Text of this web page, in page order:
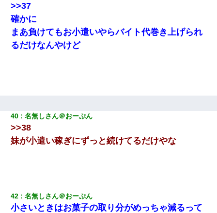
>>37
確かに
まあ負けてもお小遣いやらバイト代巻き上げられ
るだけなんやけど
40 名無しさん＠おーぷん
>>38
妹が小遣い稼ぎにずっと続けてるだけやな
42 名無しさん＠おーぷん
小さいときはお菓子の取り分がめっちゃ減るって